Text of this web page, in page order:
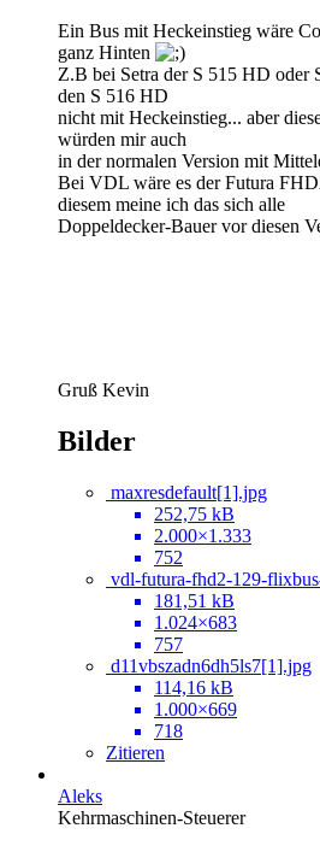
Ein Bus mit Heckeinstieg wäre
ganz Hinten
Z.B bei Setra der S 515 HD oder
den S 516 HD
nicht mit Heckeinstieg... aber
würden mir auch
in der normalen Version mit
Bei VDL wäre es der Futura
diesem meine ich das sich alle
Doppeldecker-Bauer vor diesen
Gruß Kevin
Bilder
maxresdefault[1].jpg
252,75 kB
2.000×1.333
752
vdl-futura-fhd2-129-
181,51 kB
1.024×683
757
d11vbszadn6dh5ls7[1].jpg
114,16 kB
1.000×669
718
Zitieren
Aleks
Kehrmaschinen-Steuerer